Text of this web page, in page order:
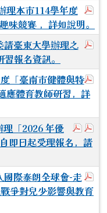
理本市114學年度
味競賽 ，詳如說明。
臺東大學辦理之
報名資訊。
「臺南市健體與特
應體育教師研習，詳
於彈
「2026 年優
即日起受理報名，請
際泰朗全球會-走
爭對兒少影響與教育